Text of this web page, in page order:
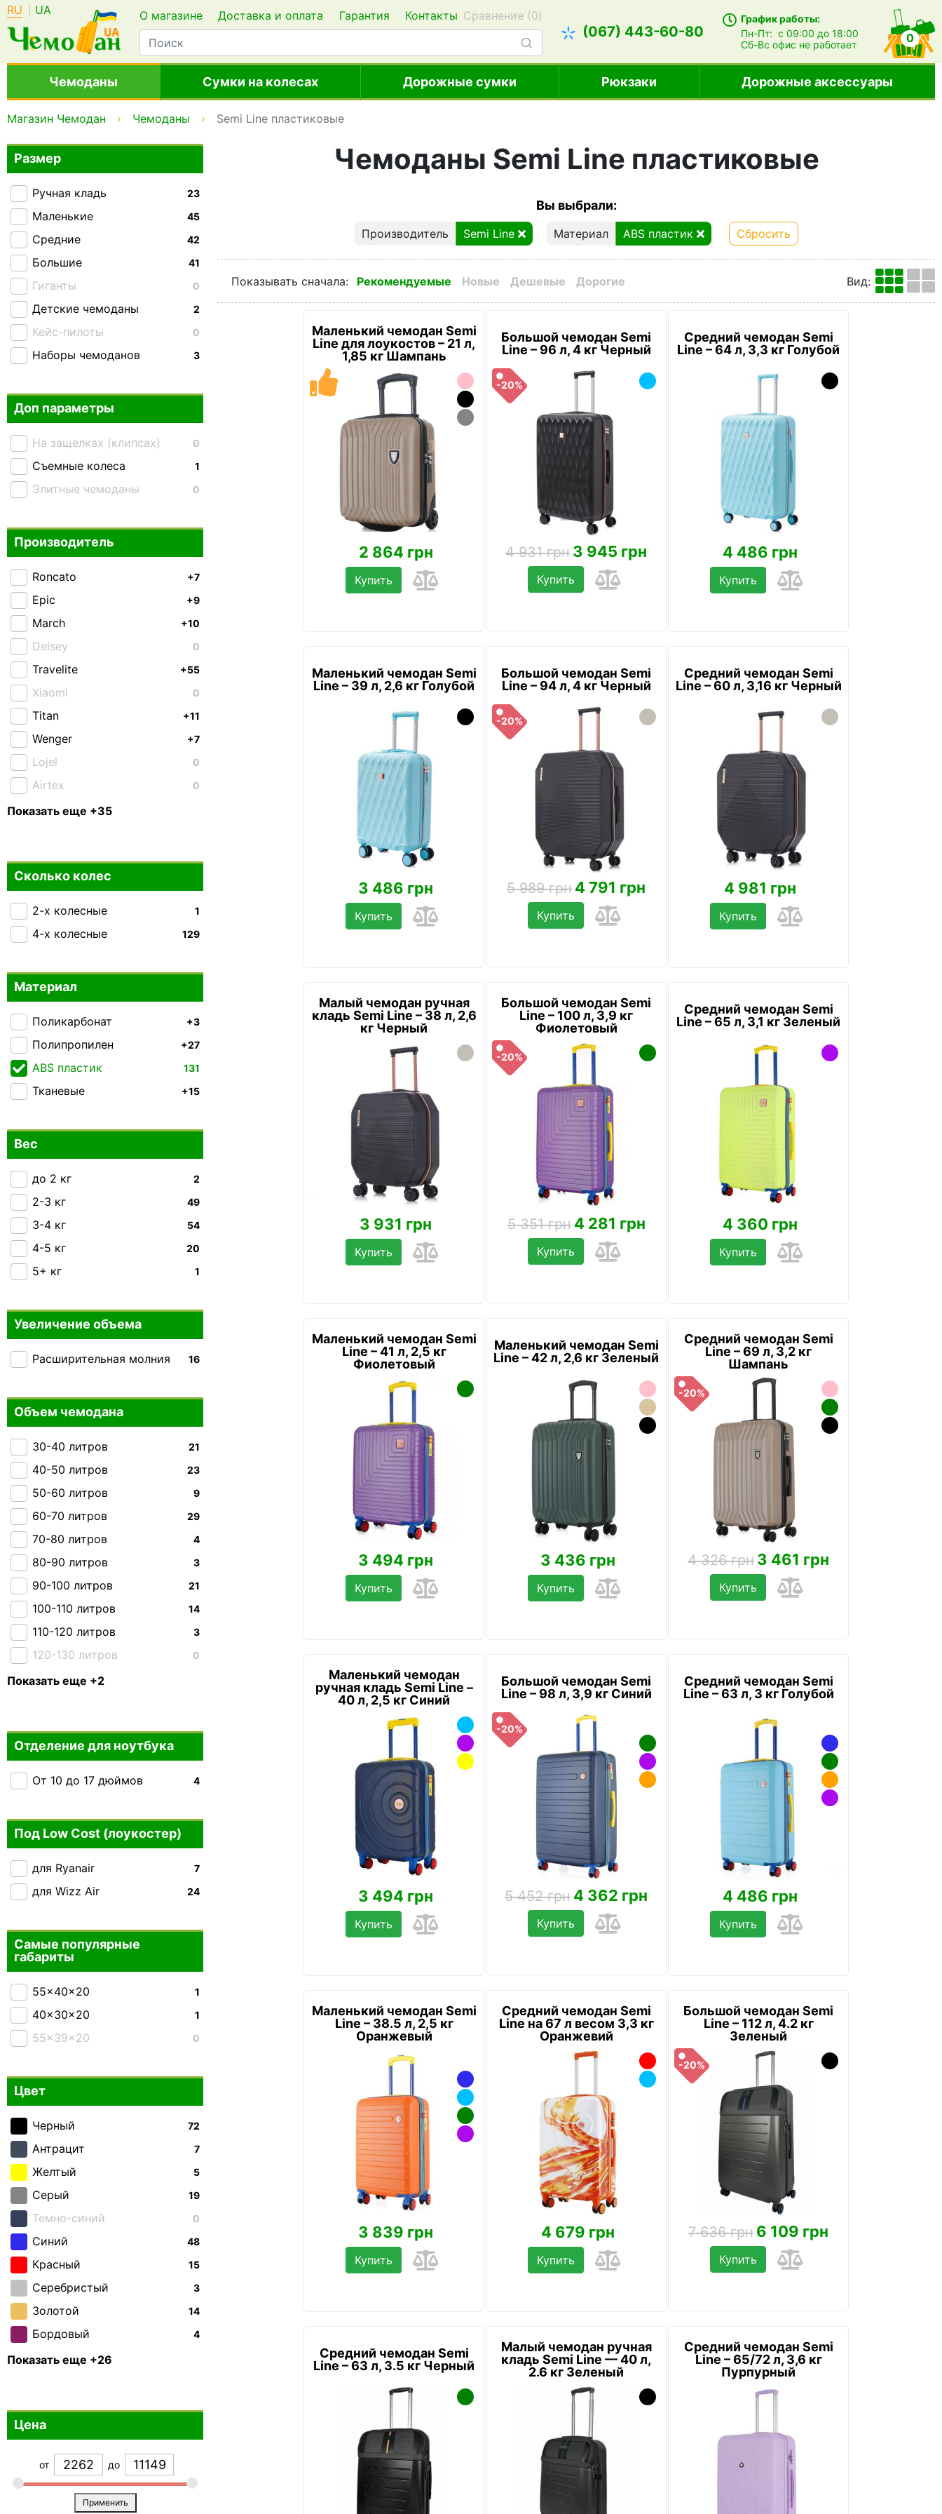
RU UA О магазине Доставка и оплата Гарантия Контакты Сравнение (0)
(067) 443-60-80
График работы:
Пн-Пт:с 09:00 до 18:00
Сб-Всофис не работает 0
Чемоданы Сумки на колесах Дорожные сумки Рюкзаки Дорожные аксессуары
Магазин Чемодан Чемоданы Semi Line пластиковые
Чемоданы Semi Line пластиковые
Вы выбрали:
Производитель Semi Line Материал ABS пластик Сбросить
Показывать сначала: Рекомендуемые Новые Дешевые Дорогие Вид:
Маленький чемодан Semi
Line для лоукостов – 21 л,
1,85 кг Шампань
2 864 грн
Купить
Большой чемодан Semi
Line – 96 л, 4 кг Черный
-20%
4 931 грн 3 945 грн
Купить
Средний чемодан Semi
Line – 64 л, 3,3 кг Голубой
4 486 грн
Купить
Маленький чемодан Semi
Line – 39 л, 2,6 кг Голубой
3 486 грн
Купить
Большой чемодан Semi
Line – 94 л, 4 кг Черный
-20%
5 989 грн 4 791 грн
Купить
Средний чемодан Semi
Line – 60 л, 3,16 кг Черный
4 981 грн
Купить
Малый чемодан ручная
кладь Semi Line – 38 л, 2,6
кг Черный
3 931 грн
Купить
Большой чемодан Semi
Line – 100 л, 3,9 кг
Фиолетовый
-20%
5 351 грн 4 281 грн
Купить
Средний чемодан Semi
Line – 65 л, 3,1 кг Зеленый
4 360 грн
Купить
Маленький чемодан Semi
Line – 41 л, 2,5 кг
Фиолетовый
3 494 грн
Купить
Маленький чемодан Semi
Line – 42 л, 2,6 кг Зеленый
3 436 грн
Купить
Средний чемодан Semi
Line – 69 л, 3,2 кг
Шампань
-20%
4 326 грн 3 461 грн
Купить
Маленький чемодан
ручная кладь Semi Line –
40 л, 2,5 кг Синий
3 494 грн
Купить
Большой чемодан Semi
Line – 98 л, 3,9 кг Синий
-20%
5 452 грн 4 362 грн
Купить
Средний чемодан Semi
Line – 63 л, 3 кг Голубой
4 486 грн
Купить
Маленький чемодан Semi
Line – 38.5 л, 2,5 кг
Оранжевый
3 839 грн
Купить
Средний чемодан Semi
Line на 67 л весом 3,3 кг
Оранжевий
4 679 грн
Купить
Большой чемодан Semi
Line – 112 л, 4.2 кг
Зеленый
-20%
7 636 грн 6 109 грн
Купить
Средний чемодан Semi
Line – 63 л, 3.5 кг Черный
Малый чемодан ручная
кладь Semi Line — 40 л,
2.6 кг Зеленый
Средний чемодан Semi
Line – 65/72 л, 3,6 кг
Пурпурный
Размер
23
Ручная кладь
45
Маленькие
42
Средние
41
Большие
0
Гиганты
2
Детские чемоданы
0
Кейс-пилоты
3
Наборы чемоданов
Доп параметры
0
На защелках (клипсах)
1
Съемные колеса
0
Элитные чемоданы
Производитель
+7
Roncato
+9
Epic
+10
March
0
Delsey
+55
Travelite
0
Xiaomi
+11
Titan
+7
Wenger
0
Lojel
0
Airtex
American Tourister
CAT
+1
Mandarina Duck
Milano Bag
0
MSB
+25
National Geographic
0
Piquadro
131
Semi Line
+24
Swissbrand
Tucano
0
V&V Travel
0
VIF
0
Worldline
0
Echolac
+7
Carlton
Victorinox Travel
+34
Rock
0
Ground
Hedgren
Показать еще +35
Сколько колес
1
2-х колесные
129
4-х колесные
Материал
+3
Поликарбонат
+27
Полипропилен
131
ABS пластик
+15
Тканевые
Вес
2
до 2 кг
49
2-3 кг
54
3-4 кг
20
4-5 кг
1
5+ кг
Увеличение объема
16
Расширительная молния
Объем чемодана
21
30-40 литров
23
40-50 литров
9
50-60 литров
29
60-70 литров
4
70-80 литров
3
80-90 литров
21
90-100 литров
14
100-110 литров
3
110-120 литров
0
120-130 литров
130-140 литров
Показать еще +2
Отделение для ноутбука
4
От 10 до 17 дюймов
Под Low Cost (лоукостер)
7
для Ryanair
24
для Wizz Air
Самые популярные
габариты
1
55x40x20
1
40x30x20
0
55x39x20
Цвет
72
Черный
7
Антрацит
5
Желтый
19
Серый
0
Темно-синий
48
Синий
15
Красный
3
Серебристый
14
Золотой
4
Бордовый
Зеленый
Фиолетовый
Коричневый
Голубой
Показать еще +26
Цена
от до
Применить